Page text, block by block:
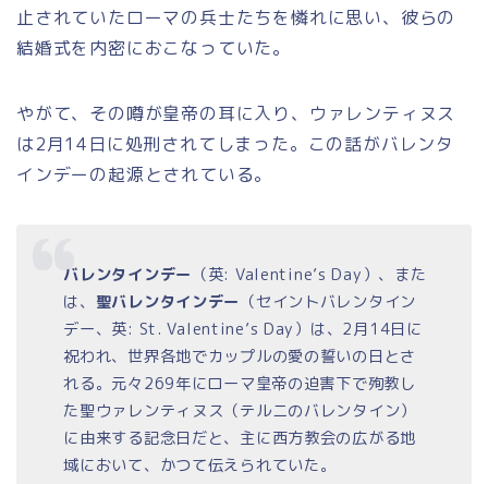
止されていたローマの兵士たちを憐れに思い、彼らの
結婚式を内密におこなっていた。
やがて、その噂が皇帝の耳に入り、ウァレンティヌス
は2月14日に処刑されてしまった。この話がバレンタ
インデーの起源とされている。
バレンタインデー （英: Valentine’s Day ）、また
は、 聖バレンタインデー （セイントバレンタイン
デー、英: St. Valentine’s Day ）は、2月14日に
祝われ、世界各地でカップルの愛の誓いの日とさ
れる。元々269年にローマ皇帝の迫害下で殉教し
た聖ウァレンティヌス（テルニのバレンタイン）
に由来する記念日だと、主に西方教会の広がる地
域において、かつて伝えられていた。